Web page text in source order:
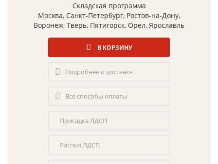
Складская программа
Москва, Санкт-Петербург, Ростов-на-Дону,
Воронеж, Тверь, Пятигорск, Орел, Ярославль
В КОРЗИНУ
Подробнее о доставке
Все способы оплаты
Присадка ЛДСП
Распил ЛДСП